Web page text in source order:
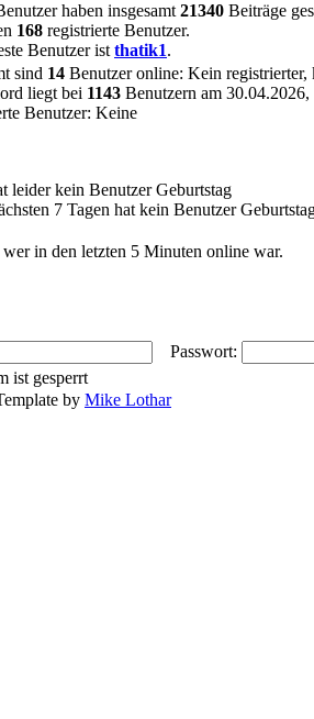
haben insgesamt 21340 Beiträge
168 registrierte Benutzer.
Benutzer ist thatik1.
sind 14 Benutzer online: Kein
liegt bei 1143 Benutzern am 30.04.2026,
Benutzer: Keine
leider kein Benutzer Geburtstag
7 Tagen hat kein Benutzer
in den letzten 5 Minuten online war.
Passwort:
ist gesperrt
by Mike Lothar